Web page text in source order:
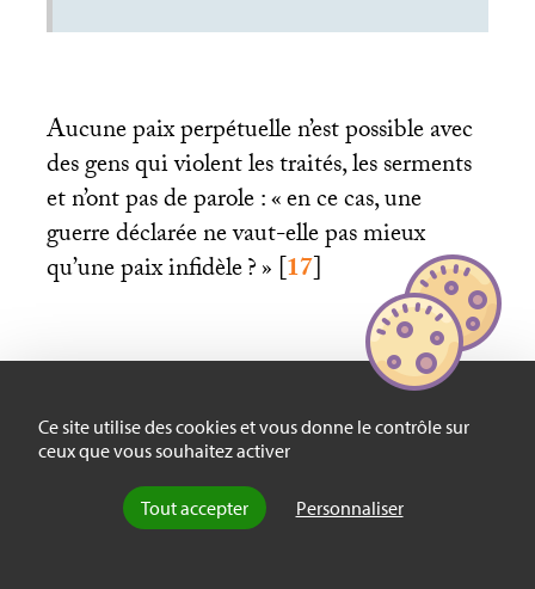
Ce site utilise des cookies et vous donne le contrôle sur
ceux que vous souhaitez activer
Tout accepter Personnaliser
Aucune paix perpétuelle n’est possible avec
des gens qui violent les traités, les serments
et n’ont pas de parole : «en ce cas, une
guerre déclarée ne vaut-elle pas mieux
qu’une paix infidèle?»[17]
Aux yeux de Leibniz, une paix ne peut être
durable si les conditions pour l’obtenir sont
inéquitables et ont été extorquées à l’une
des parties. L’humiliation de celui à qui elles
sont imposées excite l’esprit de revanche,